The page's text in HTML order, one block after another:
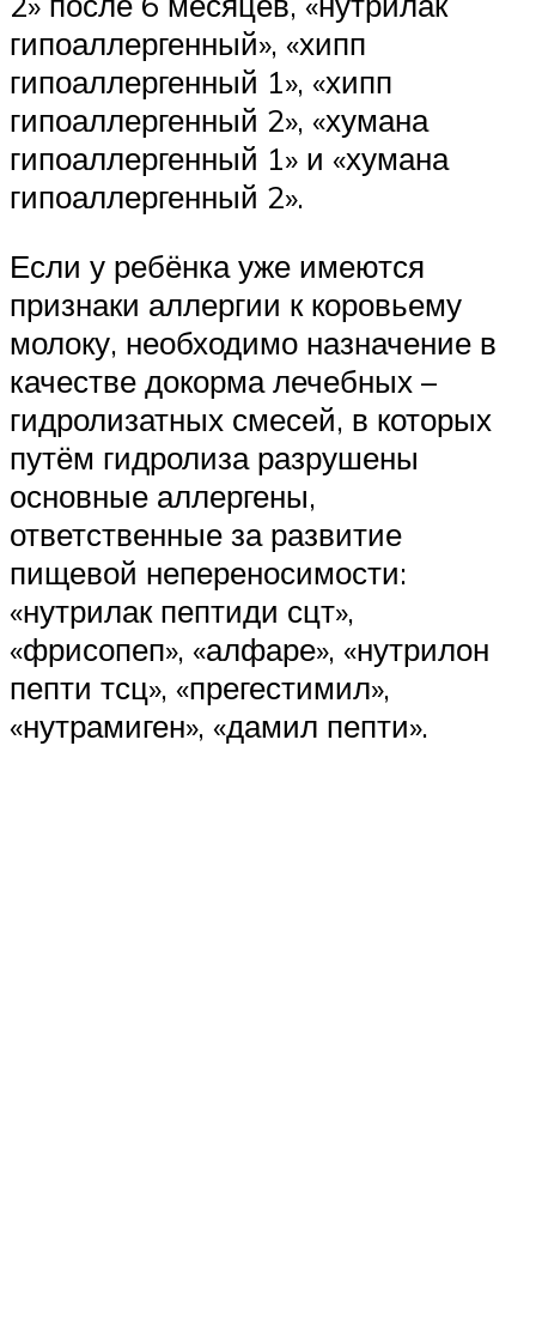
гипоаллергенный», «хипп
гипоаллергенный 1», «хипп
гипоаллергенный 2», «хумана
гипоаллергенный 1» и «хумана
гипоаллергенный 2».
Если у ребёнка уже имеются
признаки аллергии к коровьему
молоку, необходимо назначение в
качестве докорма лечебных –
гидролизатных смесей, в которых
путём гидролиза разрушены
основные аллергены,
ответственные за развитие
пищевой непереносимости:
«нутрилак пептиди сцт»,
«фрисопеп», «алфаре», «нутрилон
пепти тсц», «прегестимил»,
«нутрамиген», «дамил пепти».